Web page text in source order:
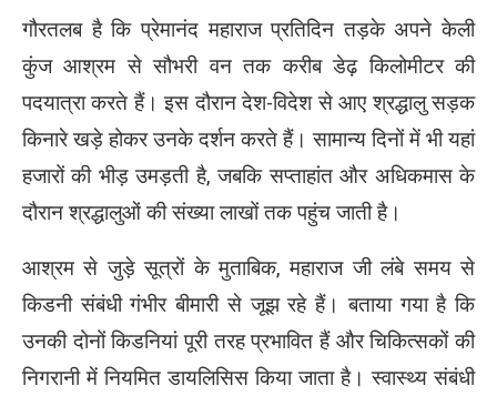
गौरतलब है कि प्रेमानंद महाराज प्रतिदिन तड़के अपने केली
कुंज आश्रम से सौभरी वन तक करीब डेढ़ किलोमीटर की
पदयात्रा करते हैं। इस दौरान देश-विदेश से आए श्रद्धालु सड़क
किनारे खड़े होकर उनके दर्शन करते हैं। सामान्य दिनों में भी यहां
हजारों की भीड़ उमड़ती है, जबकि सप्ताहांत और अधिकमास के
दौरान श्रद्धालुओं की संख्या लाखों तक पहुंच जाती है।
आश्रम से जुड़े सूत्रों के मुताबिक, महाराज जी लंबे समय से
किडनी संबंधी गंभीर बीमारी से जूझ रहे हैं। बताया गया है कि
उनकी दोनों किडनियां पूरी तरह प्रभावित हैं और चिकित्सकों की
निगरानी में नियमित डायलिसिस किया जाता है। स्वास्थ्य संबंधी